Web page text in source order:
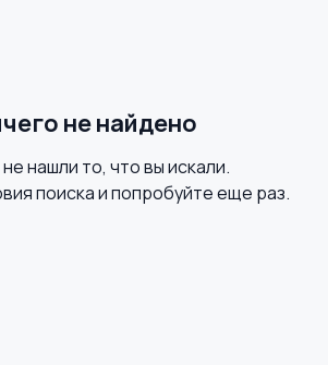
Аудиоусилители и
не найдено
нашли то, что вы искали.
поиска и попробуйте еще раз.